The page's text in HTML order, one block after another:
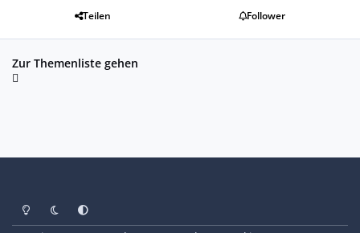
Teilen Follower
Zur Themenliste gehen
Heller ModusDunkler Modus
Systemeinstellung